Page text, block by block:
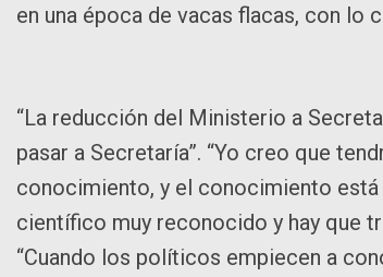
en una época de vacas flacas, con lo
“La reducción del Ministerio a
pasar a Secretaría”. “Yo creo que
conocimiento, y el conocimiento está
científico muy reconocido y hay que
“Cuando los políticos empiecen a